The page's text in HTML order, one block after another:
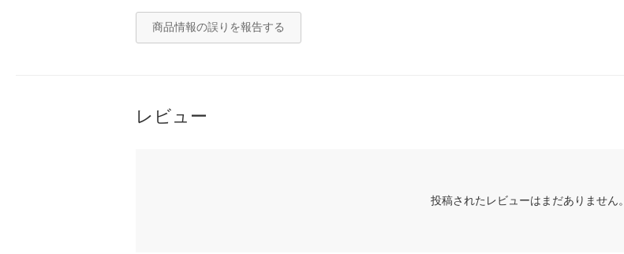
商品情報の誤りを報告する
レビュー
投稿されたレビューはまだありません。